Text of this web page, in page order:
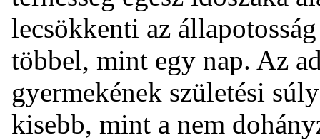
lecsökkenti az
többel, mint egy nap. Az
gyermekének születési
kisebb, mint a nem